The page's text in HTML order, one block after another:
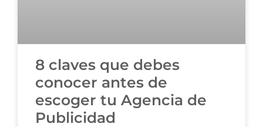
8 claves que debes
conocer antes de
escoger tu Agencia de
Publicidad